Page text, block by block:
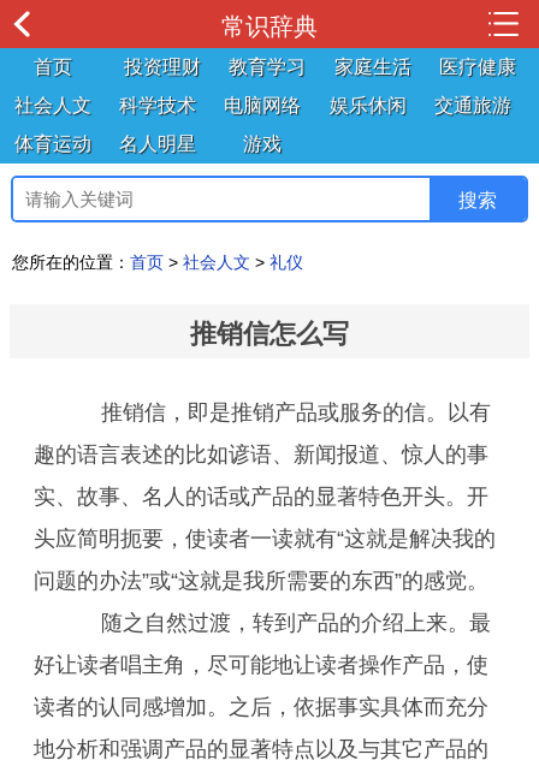
常识辞典
首页 投资理财 教育学习 家庭生活
医疗健康
社会人文
科学技术 电脑网络 娱乐休闲
交通旅游
体育运动
名人明星 游戏
您所在的位置： 首页 > 社会人文 > 礼仪
推销信怎么写
推销信，即是推销产品或服务的信。以有
趣的语言表述的比如谚语、新闻报道、惊人的事
实、故事、名人的话或产品的显著特色开头。开
头应简明扼要，使读者一读就有“这就是解决我的
问题的办法”或“这就是我所需要的东西”的感觉。
随之自然过渡，转到产品的介绍上来。最
好让读者唱主角，尽可能地让读者操作产品，使
读者的认同感增加。之后，依据事实具体而充分
地分析和强调产品的显著特点以及与其它产品的